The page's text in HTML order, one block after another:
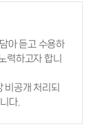
아 듣고 수용하
력하고자 합니
비공개 처리되
다.